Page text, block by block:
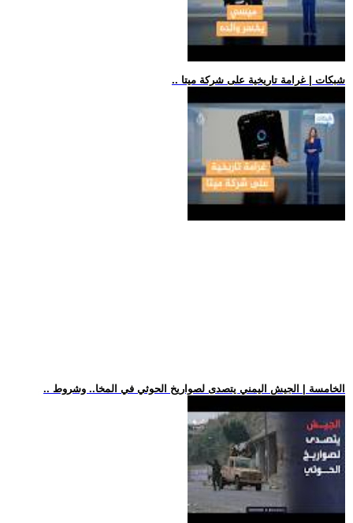
.. شبكات | غرامة تاريخية على شركة ميتا
.. الخامسة | الجيش اليمني يتصدى لصواريخ الحوثي في المخا.. وشروط